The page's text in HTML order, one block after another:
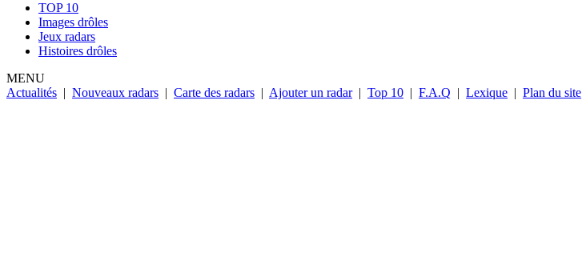
TOP 10
Images drôles
Jeux radars
Histoires drôles
MENU
Actualités | Nouveaux radars | Carte des radars | Ajouter un radar | Top 10 | F.A.Q | Lexique | Plan du site